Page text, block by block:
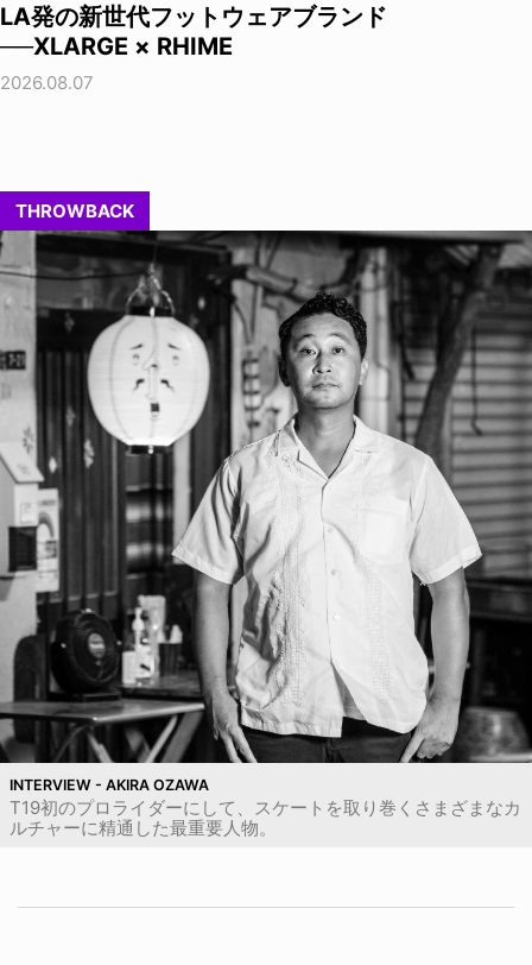
LA発の新世代フットウェアブランド
──XLARGE × RHIME
2026.08.07
THROWBACK
INTERVIEW - AKIRA OZAWA
T19初のプロライダーにして、スケートを取り巻くさまざまなカ
ルチャーに精通した最重要人物。